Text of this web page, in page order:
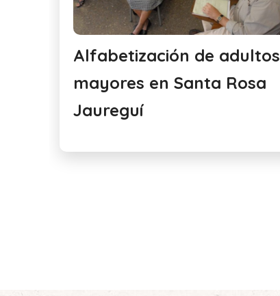
Alfabetización de adultos
mayores en Santa Rosa
Jaureguí